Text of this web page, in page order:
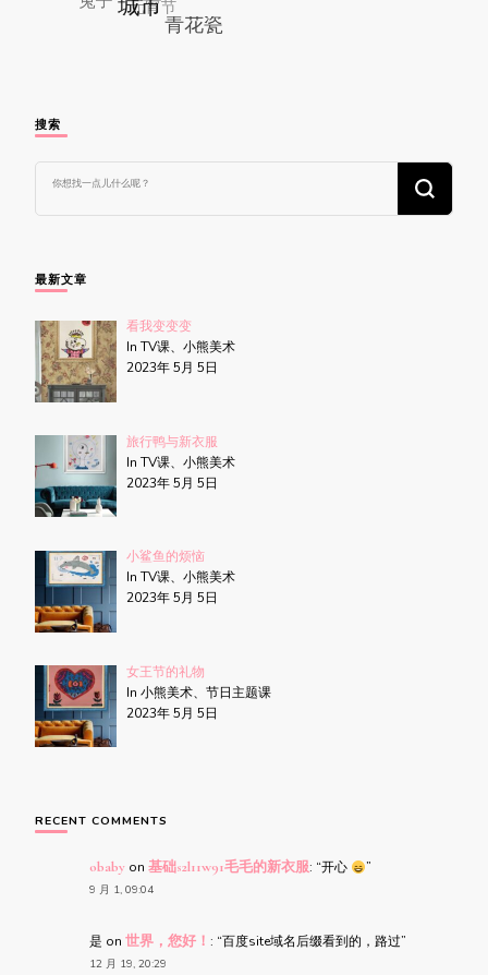
搜索
么
吗?
最新文章
看我变变变
In TV课、小熊美术
2023年 5月 5日
旅行鸭与新衣服
In TV课、小熊美术
2023年 5月 5日
小鲨鱼的烦恼
In TV课、小熊美术
2023年 5月 5日
女王节的礼物
In 小熊美术、节日主题课
2023年 5月 5日
RECENT COMMENTS
obaby on 基础s2l11w91毛毛的新衣服: “开心 ”
9 月 1, 09:04
是 on 世界，您好！ : “百度site域名后缀看到的，路过”
12 月 19, 20:29